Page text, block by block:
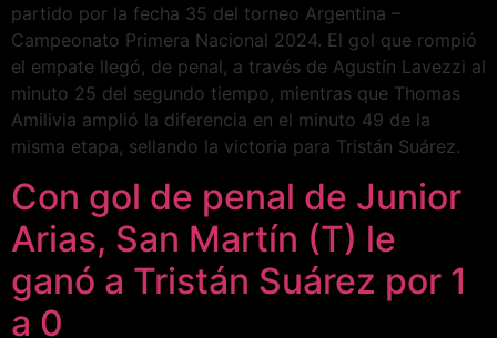
partido por la fecha 35 del torneo Argentina –
Campeonato Primera Nacional 2024. El gol que rompió
el empate llegó, de penal, a través de Agustín Lavezzi al
minuto 25 del segundo tiempo, mientras que Thomas
Amilivia amplió la diferencia en el minuto 49 de la
misma etapa, sellando la victoria para Tristán Suárez.
Con gol de penal de Junior
Arias, San Martín (T) le
ganó a Tristán Suárez por 1
a 0